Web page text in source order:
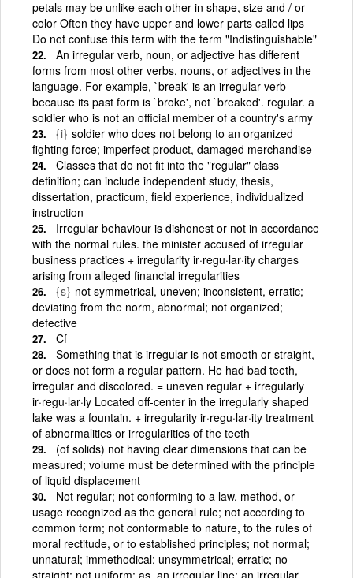
petals may be unlike each other in shape, size and / or
color Often they have upper and lower parts called lips
Do not confuse this term with the term "Indistinguishable"
An irregular verb, noun, or adjective has different
forms from most other verbs, nouns, or adjectives in the
language. For example, `break' is an irregular verb
because its past form is `broke', not `breaked'. regular. a
soldier who is not an official member of a country's army
{i} soldier who does not belong to an organized
fighting force; imperfect product, damaged merchandise
Classes that do not fit into the "regular" class
definition; can include independent study, thesis,
dissertation, practicum, field experience, individualized
instruction
Irregular behaviour is dishonest or not in accordance
with the normal rules. the minister accused of irregular
business practices + irregularity ir·regu·lar·ity charges
arising from alleged financial irregularities
{s} not symmetrical, uneven; inconsistent, erratic;
deviating from the norm, abnormal; not organized;
defective
Cf
Something that is irregular is not smooth or straight,
or does not form a regular pattern. He had bad teeth,
irregular and discolored. = uneven regular + irregularly
ir·regu·lar·ly Located off-center in the irregularly shaped
lake was a fountain. + irregularity ir·regu·lar·ity treatment
of abnormalities or irregularities of the teeth
(of solids) not having clear dimensions that can be
measured; volume must be determined with the principle
of liquid displacement
Not regular; not conforming to a law, method, or
usage recognized as the general rule; not according to
common form; not conformable to nature, to the rules of
moral rectitude, or to established principles; not normal;
unnatural; immethodical; unsymmetrical; erratic; no
straight; not uniform; as, an irregular line; an irregular